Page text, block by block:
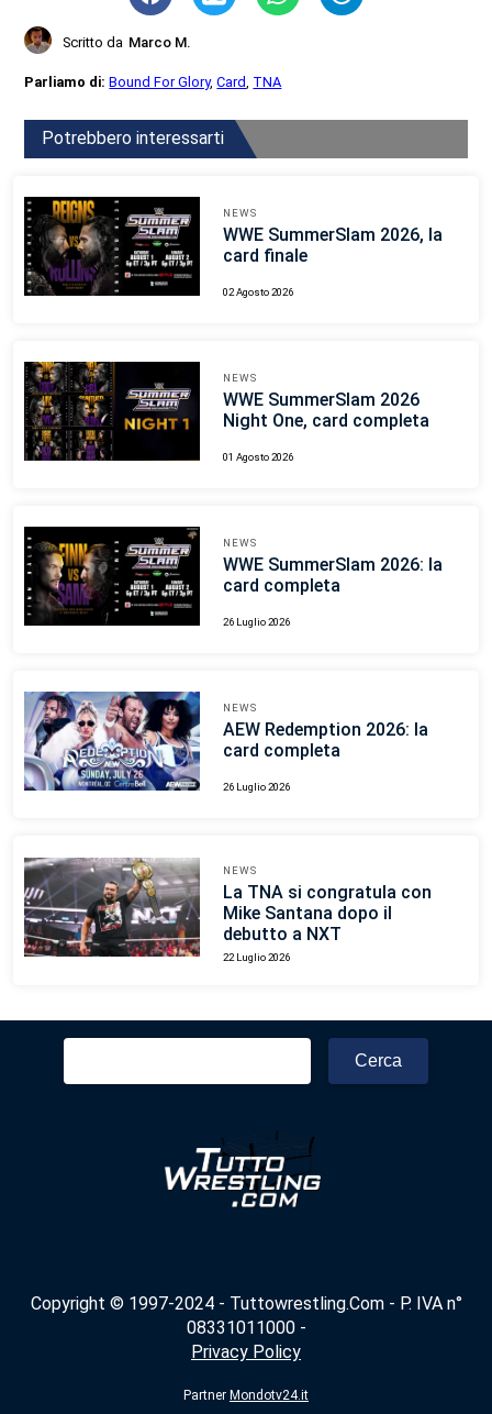
Scritto da Marco M.
Parliamo di:Bound For Glory,Card, TNA
Potrebbero interessarti
NEWS
WWE SummerSlam 2026, la
card finale
02 Agosto 2026
NEWS
WWE SummerSlam 2026
Night One, card completa
01 Agosto 2026
NEWS
WWE SummerSlam 2026: la
card completa
26 Luglio 2026
NEWS
AEW Redemption 2026: la
card completa
26 Luglio 2026
NEWS
La TNA si congratula con
Mike Santana dopo il
debutto a NXT
22 Luglio 2026
Ricerca
Copyright © 1997-2024 - Tuttowrestling.Com - P. IVA n°
08331011000 -
Privacy Policy
Partner Mondotv24.it